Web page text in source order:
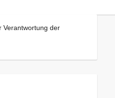
Verantwortung der